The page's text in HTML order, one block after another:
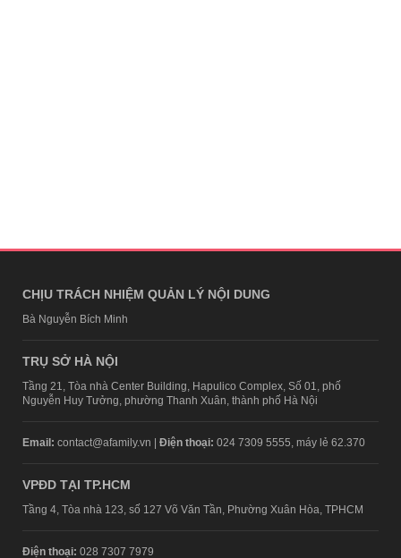
CHỊU TRÁCH NHIỆM QUẢN LÝ NỘI DUNG
Bà Nguyễn Bích Minh
TRỤ SỞ HÀ NỘI
Tầng 21, Tòa nhà Center Building, Hapulico Complex, Số 01, phố
Nguyễn Huy Tưởng, phường Thanh Xuân, thành phố Hà Nội
Email: contact@afamily.vn | Điện thoại: 024 7309 5555, máy lẻ 62.370
VPĐD TẠI TP.HCM
Tầng 4, Tòa nhà 123, số 127 Võ Văn Tần, Phường Xuân Hòa, TPHCM
Điện thoại: 028 7307 7979